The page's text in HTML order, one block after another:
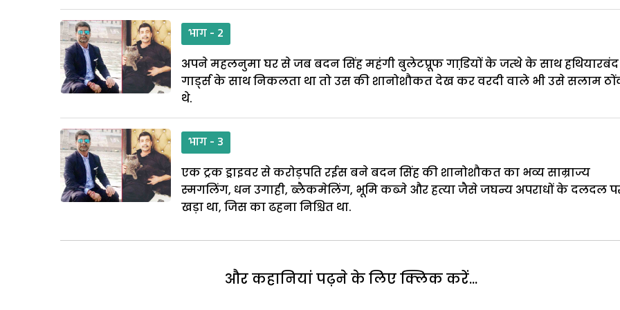
भाग - 2
अपने महलनुमा घर से जब बदन सिंह महंगी बुलेटप्रूफ गाडि़यों के जत्थे के साथ हथियारबंद
गार्ड्स के साथ निकलता था तो उस की शानोशौकत देख कर वरदी वाले भी उसे सलाम
थे.
भाग - 3
एक ट्रक ड्राइवर से करोड़पति रईस बने बदन सिंह की शानोशौकत का भव्य साम्राज्य
स्मगलिंग, धन उगाही, ब्लैकमेलिंग, भूमि कब्जे और हत्या जैसे जघन्य अपराधों के दलदल
खड़ा था, जिस का ढहना निश्चित था.
और कहानियां पढ़ने के लिए क्लिक करें...